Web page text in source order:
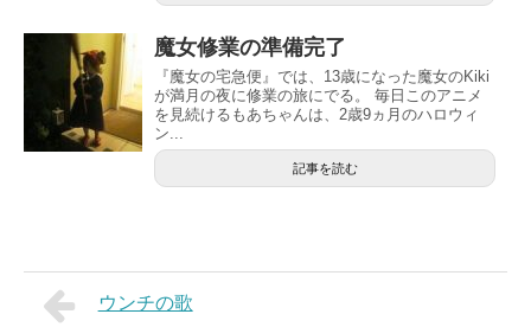
魔女修業の準備完了
『魔女の宅急便』では、13歳になった魔女のKiki
が満月の夜に修業の旅にでる。 毎日このアニメ
を見続けるもあちゃんは、2歳9ヵ月のハロウィ
ン...
記事を読む
ウンチの歌